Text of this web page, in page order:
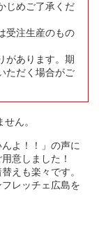
じめご了承くだ
受注生産のもの
があります。期
ただく場合がご
ん。
よ！！」の声に
意しました！
えも楽々です。
レッチェ広島を